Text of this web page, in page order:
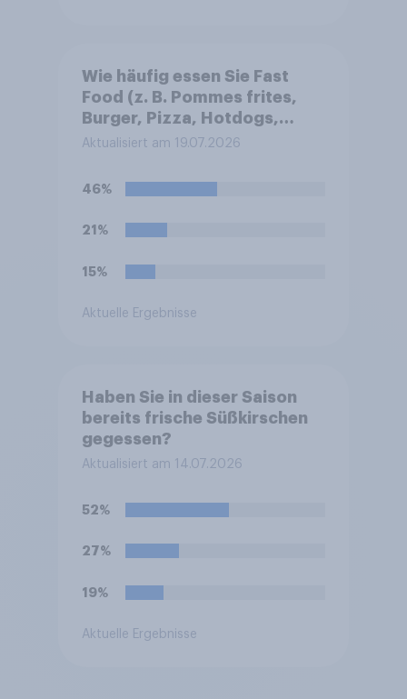
Wie häufig essen Sie Fast
Food (z. B. Pommes frites,
Burger, Pizza, Hotdogs,
Chicken Nuggets oder
Aktualisiert am 19.07.2026
46%
21%
15%
Aktuelle Ergebnisse
Haben Sie in dieser Saison
bereits frische Süßkirschen
gegessen?
Aktualisiert am 14.07.2026
52%
27%
19%
Aktuelle Ergebnisse